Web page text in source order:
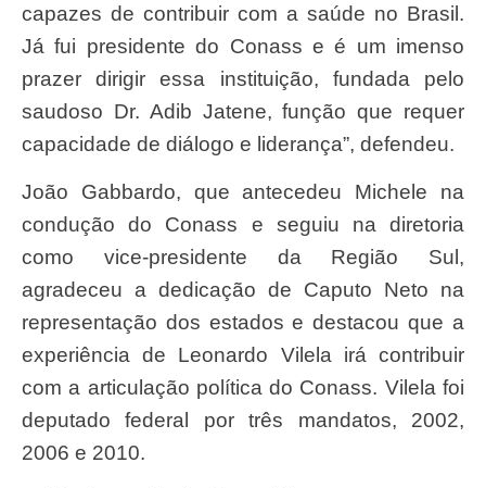
capazes de contribuir com a saúde no Brasil.
Já fui presidente do Conass e é um imenso
prazer dirigir essa instituição, fundada pelo
saudoso Dr. Adib Jatene, função que requer
capacidade de diálogo e liderança”, defendeu.
João Gabbardo, que antecedeu Michele na
condução do Conass e seguiu na diretoria
como vice-presidente da Região Sul,
agradeceu a dedicação de Caputo Neto na
representação dos estados e destacou que a
experiência de Leonardo Vilela irá contribuir
com a articulação política do Conass. Vilela foi
deputado federal por três mandatos, 2002,
2006 e 2010.